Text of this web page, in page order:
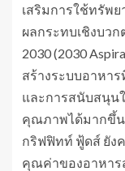
เสริมการใช้ทรัพ
ผลกระทบเชิงบว
2030 (2030
สร้างระบบอาหา
และการสนับสนุน
คุณภาพได้มากขึ้น
กริฟฟิทท์ ฟู้ดส์ ยัง
คุณค่าของอาหาร